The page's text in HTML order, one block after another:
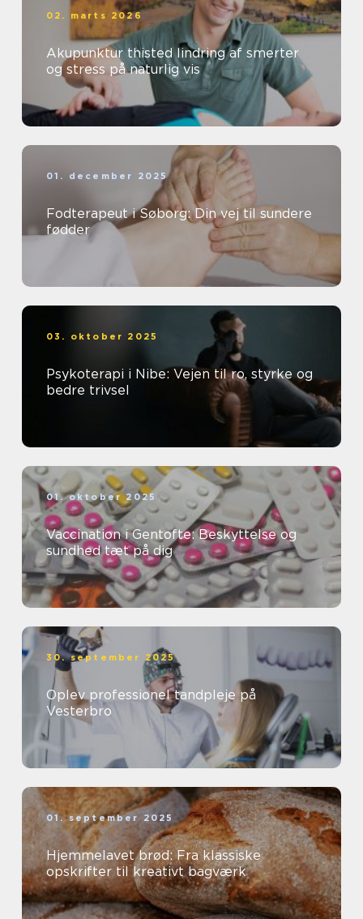
02. marts 2026
Akupunktur thisted lindring af smerter
og stress på naturlig vis
01. december 2025
Fodterapeut i Søborg: Din vej til sundere
fødder
03. oktober 2025
Psykoterapi i Nibe: Vejen til ro, styrke og
bedre trivsel
01. oktober 2025
Vaccination i Gentofte: Beskyttelse og
sundhed tæt på dig
30. september 2025
Oplev professionel tandpleje på
Vesterbro
01. september 2025
Hjemmelavet brød: Fra klassiske
opskrifter til kreativt bagværk